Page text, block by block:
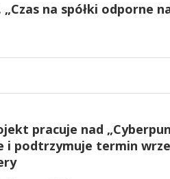
na spółki odporne
pracuje nad
i podtrzymuje termin